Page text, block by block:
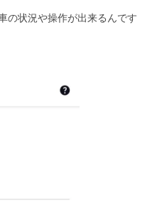
の状況や操作が出来るんです